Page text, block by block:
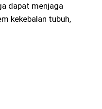
dapat menjaga
kekebalan tubuh,